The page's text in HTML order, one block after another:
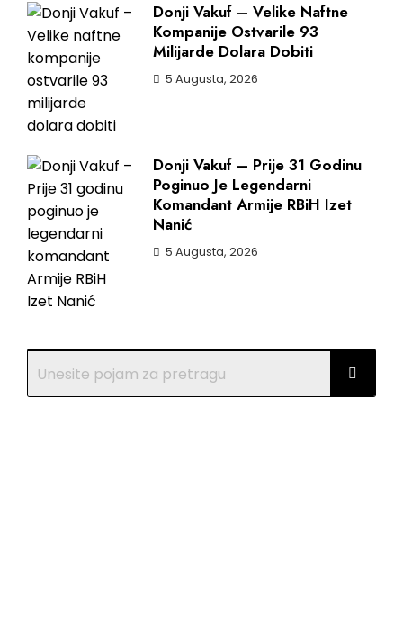
Donji Vakuf – Velike Naftne
Kompanije Ostvarile 93
Milijarde Dolara Dobiti
5 Augusta, 2026
Donji Vakuf – Prije 31 Godinu
Poginuo Je Legendarni
Komandant Armije RBiH Izet
Nanić
5 Augusta, 2026